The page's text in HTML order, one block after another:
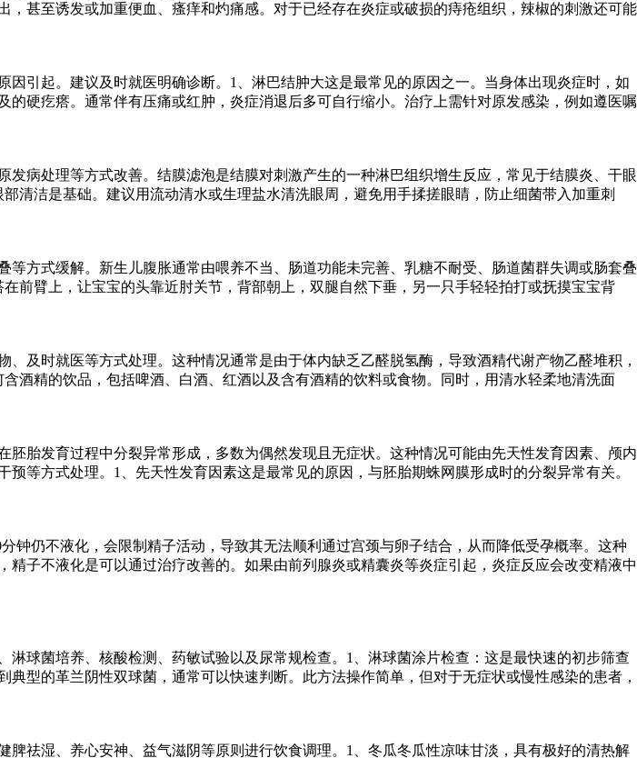
甚至诱发或加重便血、瘙痒和灼痛感。对于已经存在炎症或破损的痔疮组织，辣椒的刺激还可能
引起。建议及时就医明确诊断。1、淋巴结肿大这是最常见的原因之一。当身体出现炎症时，如
硬疙瘩。通常伴有压痛或红肿，炎症消退后多可自行缩小。治疗上需针对原发感染，例如遵医嘱
病处理等方式改善。结膜滤泡是结膜对刺激产生的一种淋巴组织增生反应，常见于结膜炎、干眼
清洁是基础。建议用流动清水或生理盐水清洗眼周，避免用手揉搓眼睛，防止细菌带入加重刺
方式缓解。新生儿腹胀通常由喂养不当、肠道功能未完善、乳糖不耐受、肠道菌群失调或肠套叠
前臂上，让宝宝的头靠近肘关节，背部朝上，双腿自然下垂，另一只手轻轻拍打或抚摸宝宝背
及时就医等方式处理。这种情况通常是由于体内缺乏乙醛脱氢酶，导致酒精代谢产物乙醛堆积，
酒精的饮品，包括啤酒、白酒、红酒以及含有酒精的饮料或食物。同时，用清水轻柔地清洗面
胎发育过程中分裂异常形成，多数为偶然发现且无症状。这种情况可能由先天性发育因素、颅内
等方式处理。1、先天性发育因素这是最常见的原因，与胚胎期蛛网膜形成时的分裂异常有关。
钟仍不液化，会限制精子活动，导致其无法顺利通过宫颈与卵子结合，从而降低受孕概率。这种
子不液化是可以通过治疗改善的。如果由前列腺炎或精囊炎等炎症引起，炎症反应会改变精液中
球菌培养、核酸检测、药敏试验以及尿常规检查。1、淋球菌涂片检查：这是最快速的初步筛查
型的革兰阴性双球菌，通常可以快速判断。此方法操作简单，但对于无症状或慢性感染的患者，
祛湿、养心安神、益气滋阴等原则进行饮食调理。1、冬瓜冬瓜性凉味甘淡，具有极好的清热解